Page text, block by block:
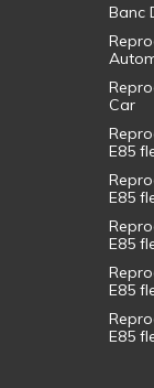
Banc
Car
E85
E85
E85
E85
E85